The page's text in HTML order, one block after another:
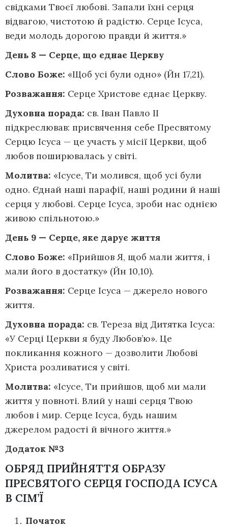
свідками Твоєї любові. Запали їхні серця
відвагою, чистотою й радістю. Серце Ісуса,
веди молодь дорогою правди й життя.»
День 8 — Серце, що єднає Церкву
Слово Боже: «Щоб усі були одно» (Йн 17,21).
Розважання: Серце Христове єднає Церкву.
Духовна порада: св. Іван Павло ІІ
підкреслював: присвячення себе Пресвятому
Серцю Ісуса — це участь у місії Церкви, щоб
любов поширювалась у світі.
Молитва: «Ісусе, Ти молився, щоб усі були
одно. Єднай наші парафії, наші родини й наші
серця у любові. Серце Ісуса, зроби нас однією
живою спільнотою.»
День 9 — Серце, яке дарує життя
Слово Боже: «Прийшов Я, щоб мали життя, і
мали його в достатку» (Йн 10,10).
Розважання: Серце Ісуса — джерело нового
життя.
Духовна порада: св. Teрeза від Дитятка Ісуса:
«У Серці Церкви я буду Любов’ю». Це
покликання кожного — дозволити Любові
Христа розливатися у світі.
Молитва: «Ісусе, Ти прийшов, щоб ми мали
життя у повноті. Влий у наші серця Твою
любов і мир. Серце Ісуса, будь нашим
джерелом радості й вічного життя.»
Додаток №3
ОБРЯД ПРИЙНЯТТЯ ОБРАЗУ
ПРЕСВЯТОГО СЕРЦЯ ГОСПОДА ІСУСА
В СІМ’Ї
Початок